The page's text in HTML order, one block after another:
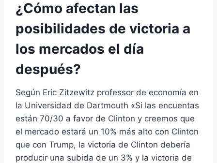
¿Cómo afectan las
posibilidades de victoria a
los mercados el día
después?
Según Eric Zitzewitz professor de economía en
la Universidad de Dartmouth «Si las encuentas
están 70/30 a favor de Clinton y creemos que
el mercado estará un 10% más alto con Clinton
que con Trump, la victoria de Clinton debería
producir una subida de un 3% y la victoria de